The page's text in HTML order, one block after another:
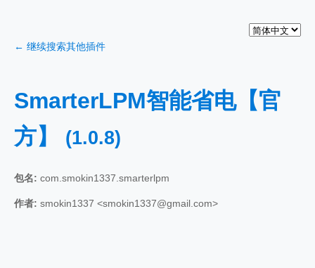
← 继续搜索其他插件
SmarterLPM智能省电【官
方】
(1.0.8)
包名: com.smokin1337.smarterlpm
作者: smokin1337 <smokin1337@gmail.com>